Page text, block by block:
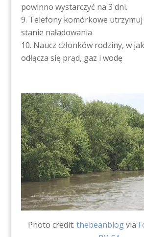
powinno wystarczyć na 3 dni.
Telefony komórkowe utrzymuj
stanie naładowania
Naucz członków rodziny, w
odłącza się prąd, gaz i wodę
Photo credit:thebeanblogvia